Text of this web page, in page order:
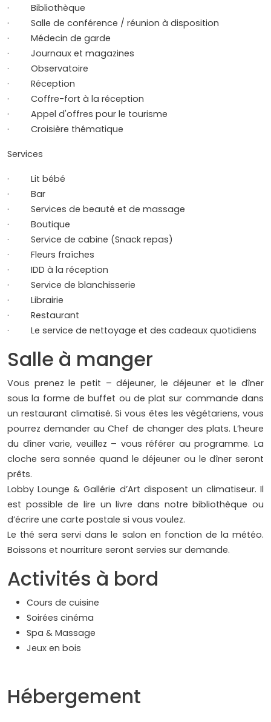
· Bibliothèque
· Salle de conférence / réunion à disposition
· Médecin de garde
· Journaux et magazines
· Observatoire
· Réception
· Coffre-fort à la réception
· Appel d'offres pour le tourisme
· Croisière thématique
Services
· Lit bébé
· Bar
· Services de beauté et de massage
· Boutique
· Service de cabine (Snack repas)
· Fleurs fraîches
· IDD à la réception
· Service de blanchisserie
· Librairie
· Restaurant
· Le service de nettoyage et des cadeaux quotidiens
Salle à manger
Vous prenez le petit – déjeuner, le déjeuner et le dîner
sous la forme de buffet ou de plat sur commande dans
un restaurant climatisé. Si vous êtes les végétariens, vous
pourrez demander au Chef de changer des plats. L’heure
du dîner varie, veuillez – vous référer au programme. La
cloche sera sonnée quand le déjeuner ou le dîner seront
prêts.
Lobby Lounge & Gallérie d’Art disposent un climatiseur. Il
est possible de lire un livre dans notre bibliothèque ou
d’écrire une carte postale si vous voulez.
Le thé sera servi dans le salon en fonction de la météo.
Boissons et nourriture seront servies sur demande.
Activités à bord
Cours de cuisine
Soirées cinéma
Spa & Massage
Jeux en bois
Hébergement